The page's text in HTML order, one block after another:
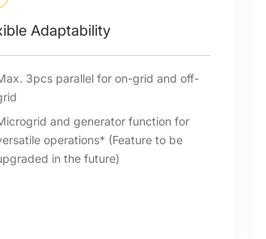
Smart Management
Global MPP scan for optimal energy
Smart loads management